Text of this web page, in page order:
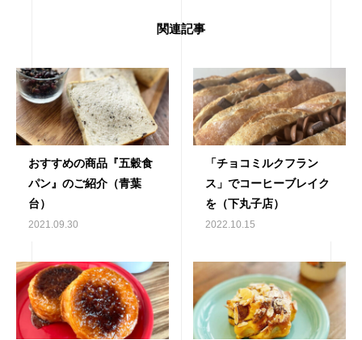
関連記事
おすすめの商品『五穀食
パン』のご紹介（青葉
台）
2021.09.30
「チョコミルクフラン
ス」でコーヒーブレイク
を（下丸子店）
2022.10.15